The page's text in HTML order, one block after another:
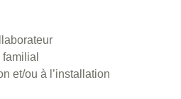
et/ou à l’installation